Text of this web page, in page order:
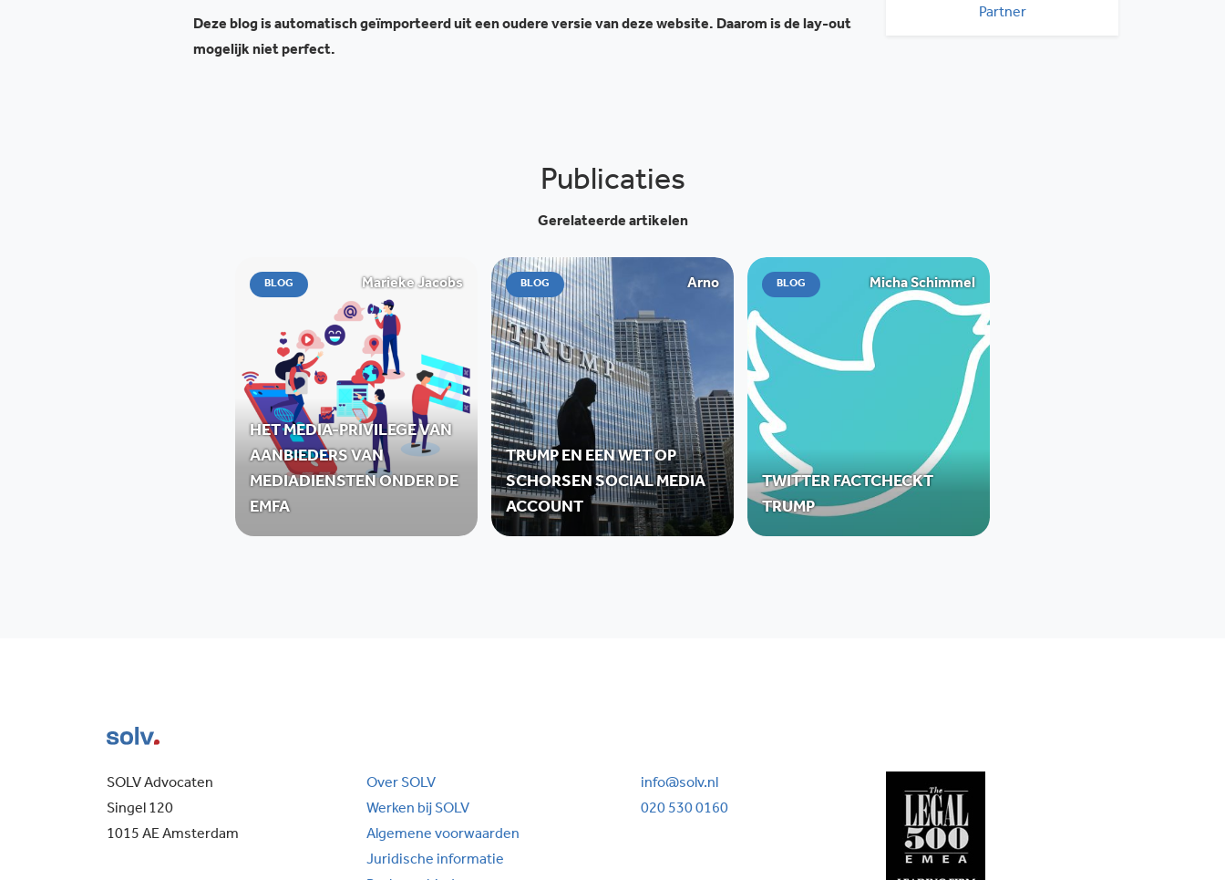
Deze blog is automatisch geïmporteerd uit een oudere versie van deze website. Daarom is de lay-out
mogelijk niet perfect.
Partner
Publicaties
Gerelateerde artikelen
BLOG Marieke Jacobs
HET MEDIA-PRIVILEGE VAN
AANBIEDERS VAN
MEDIADIENSTEN ONDER DE
EMFA
BLOG Arno
TRUMP EN EEN WET OP
SCHORSEN SOCIAL MEDIA
ACCOUNT
BLOG Micha Schimmel
TWITTER FACTCHECKT
TRUMP
SOLV Advocaten
Singel 120
1015 AE Amsterdam
Over SOLV
Werken bij SOLV
Algemene voorwaarden
Juridische informatie
info@solv.nl
020 530 0160